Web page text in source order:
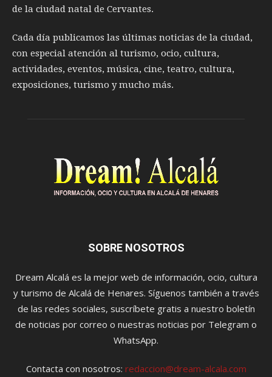
de la ciudad natal de Cervantes.
Cada día publicamos las últimas noticias de la ciudad,
con especial atención al turismo, ocio, cultura,
actividades, eventos, música, cine, teatro, cultura,
exposiciones, turismo y mucho más.
SOBRE NOSOTROS
Dream Alcalá es la mejor web de información, ocio, cultura
y turismo de Alcalá de Henares. Síguenos también a través
de las redes sociales, suscríbete gratis a nuestro boletín
de noticias por correo o nuestras noticias por Telegram o
WhatsApp.
Contacta con nosotros: redaccion@dream-alcala.com